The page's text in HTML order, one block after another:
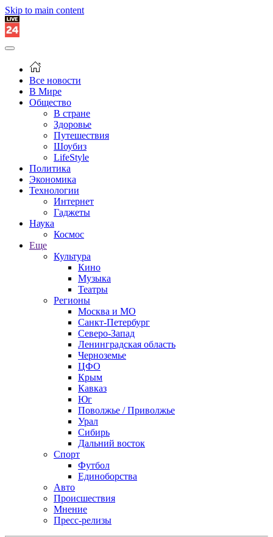
Skip to main content
Все новости
В Мире
Общество
В стране
Здоровье
Путешествия
Шоубиз
LifeStyle
Политика
Экономика
Технологии
Интернет
Гаджеты
Наука
Космос
Еще
Культура
Кино
Музыка
Театры
Регионы
Москва и МО
Санкт-Петербург
Северо-Запад
Ленинградская область
Черноземье
ЦФО
Крым
Кавказ
Юг
Поволжье / Приволжье
Урал
Сибирь
Дальний восток
Спорт
Футбол
Единоборства
Авто
Происшествия
Мнение
Пресс-релизы